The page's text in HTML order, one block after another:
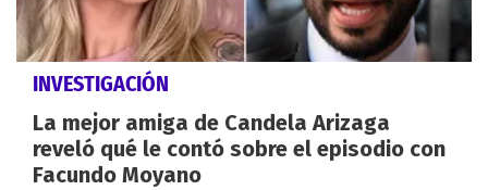
INVESTIGACIÓN
La mejor amiga de Candela Arizaga
reveló qué le contó sobre el episodio con
Facundo Moyano